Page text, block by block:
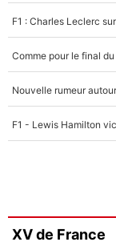
XV de France